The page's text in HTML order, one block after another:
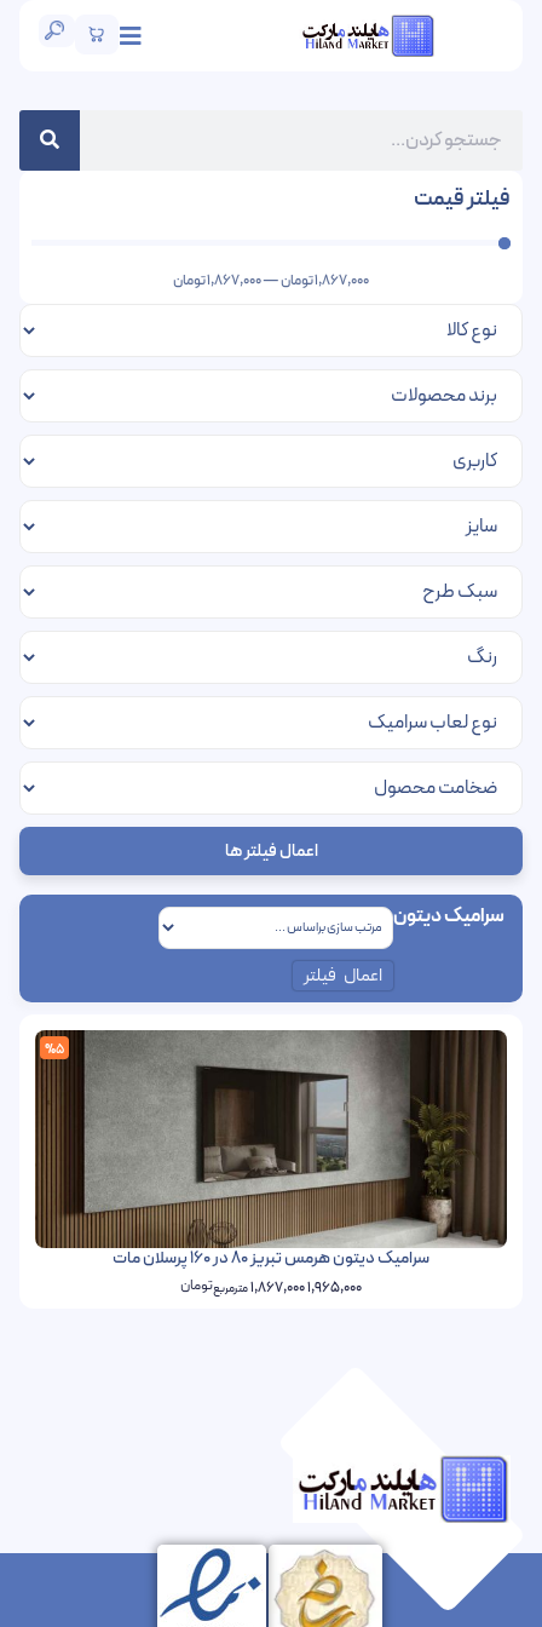
فیلتر قیمت
1,867,000تومان—
1,867,000تومان
اعمال فیلتر ها
سرامیک دیتون
اعمال فیلتر
%5
سرامیک دیتون هرمس تبریز 80 در 160 پرسلان مات
1,965,000
1,867,000مترمربعتومان